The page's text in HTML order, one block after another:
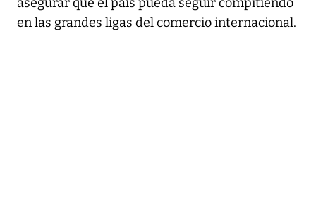
en las grandes ligas del comercio internacional.